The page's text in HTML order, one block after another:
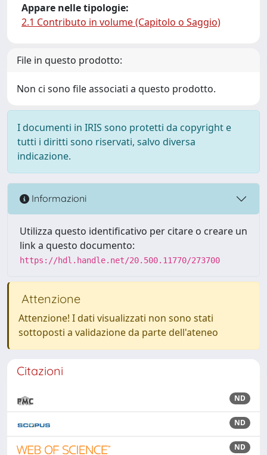
Appare nelle tipologie:
2.1 Contributo in volume (Capitolo o Saggio)
File in questo prodotto:
Non ci sono file associati a questo prodotto.
I documenti in IRIS sono protetti da copyright e
tutti i diritti sono riservati, salvo diversa
indicazione.
Informazioni
Utilizza questo identificativo per citare o creare un
link a questo documento:
https://hdl.handle.net/20.500.11770/273700
Attenzione
Attenzione! I dati visualizzati non sono stati
sottoposti a validazione da parte dell'ateneo
Citazioni
ND
ND
ND